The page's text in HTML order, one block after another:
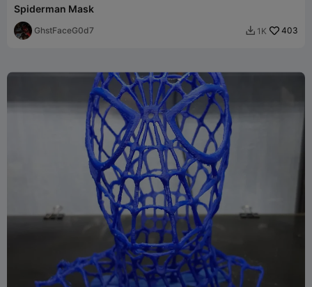
Spiderman Mask
GhstFaceG0d7  1K 403